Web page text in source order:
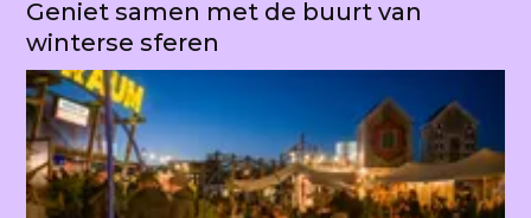
Geniet samen met de buurt van
winterse sferen